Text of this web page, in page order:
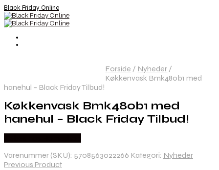
Black Friday Online
Forside / Nyheder /
Køkkenvask Bmk480b1 med
hanehul – Black Friday Tilbud!
Køkkenvask Bmk480b1 med
hanehul – Black Friday Tilbud!
Varenummer (SKU): 5708563022266 Kategori: Nyheder
Previous Product